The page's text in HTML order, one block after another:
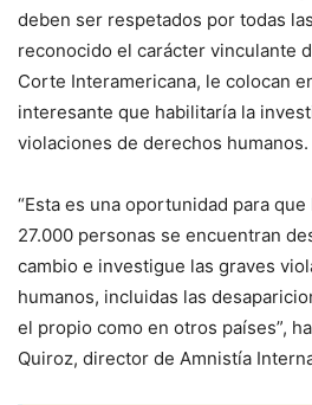
deben ser respetados por todas
reconocido el carácter vinculante
Corte Interamericana, le colocan
interesante que habilitaría la
violaciones de derechos humanos.
“Esta es una oportunidad para
27.000 personas se encuentran
cambio e investigue las graves
humanos, incluidas las
el propio como en otros países”,
Quiroz, director de Amnistía